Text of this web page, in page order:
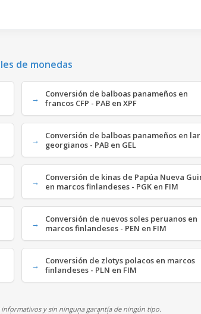
de monedas
Conversión de balboas panameños en
francos CFP - PAB en XPF
Conversión de balboas panameños en
georgianos - PAB en GEL
Conversión de kinas de Papúa Nueva
en marcos finlandeses - PGK en FIM
Conversión de nuevos soles peruanos en
marcos finlandeses - PEN en FIM
Conversión de zlotys polacos en marcos
finlandeses - PLN en FIM
informativos y sin ninguna garantía de ningún tipo.